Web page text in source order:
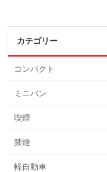
カテゴリー
コンパクト
ミニバン
喫煙
禁煙
軽自動車